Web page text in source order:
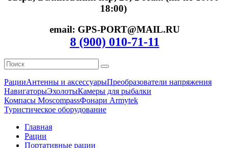
18:00)
email: GPS-PORT@MAIL.RU
8 (900) 010-71-11
РацииАнтенны и аксессуарыПреобразователи напряжения
НавигаторыЭхолотыКамеры для рыбалки
Компасы MoscompassФонари Armytek
Туристическое оборудование
Главная
Рации
Портативные рации